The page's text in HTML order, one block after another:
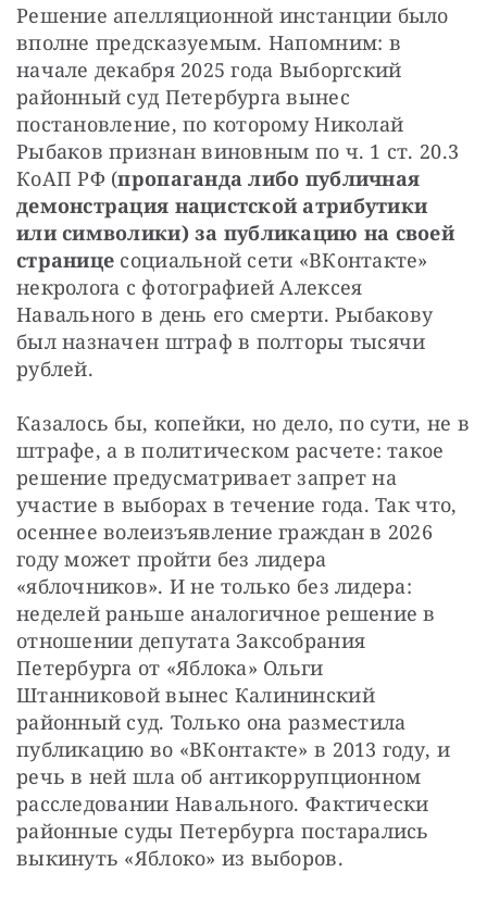
Решение апелляционной инстанции было
вполне предсказуемым. Напомним: в
начале декабря 2025 года Выборгский
районный суд Петербурга вынес
постановление, по которому Николай
Рыбаков признан виновным по ч. 1 ст. 20.3
КоАП РФ (пропаганда либо публичная
демонстрация нацистской атрибутики
или символики) за публикацию на своей
странице социальной сети «ВКонтакте»
некролога с фотографией Алексея
Навального в день его смерти. Рыбакову
был назначен штраф в полторы тысячи
рублей.
Казалось бы, копейки, но дело, по сути, не в
штрафе, а в политическом расчете: такое
решение предусматривает запрет на
участие в выборах в течение года. Так что,
осеннее волеизъявление граждан в 2026
году может пройти без лидера
«яблочников». И не только без лидера:
неделей раньше аналогичное решение в
отношении депутата Заксобрания
Петербурга от «Яблока» Ольги
Штанниковой вынес Калининский
районный суд. Только она разместила
публикацию во «ВКонтакте» в 2013 году, и
речь в ней шла об антикоррупционном
расследовании Навального. Фактически
районные суды Петербурга постарались
выкинуть «Яблоко» из выборов.